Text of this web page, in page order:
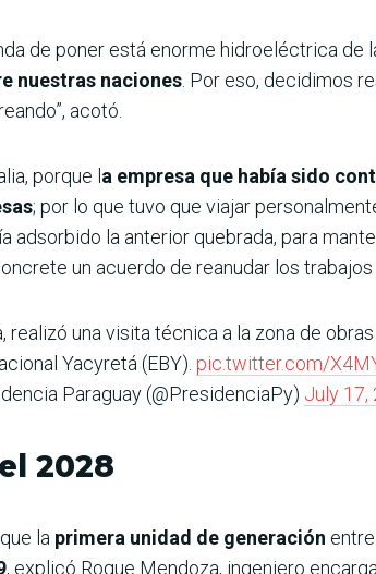
de poner está enorme hidroeléctrica de
nuestras naciones . Por eso, decidimos
acotó.
porque la empresa que había sido
; por lo que tuvo que viajar
adsorbido la anterior quebrada, para
un acuerdo de reanudar los
realizó una visita técnica a la zona de
Yacyretá (EBY). pic.twitter.com/
Paraguay (@PresidenciaPy) July 17,
2028
la primera unidad de generación
, explicó Roque Mendoza, ingeniero